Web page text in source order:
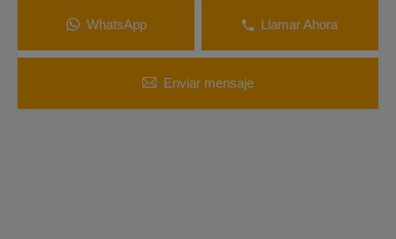
WhatsApp Llamar Ahora
Enviar mensaje